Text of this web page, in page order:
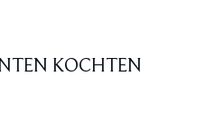
KOCHTEN